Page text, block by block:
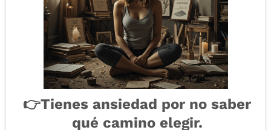
👉Tienes ansiedad por no saber
qué camino elegir.